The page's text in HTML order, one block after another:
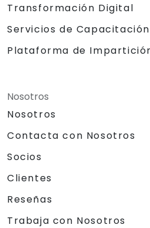
Transformación Digital
Servicios de
Plataforma de
Nosotros
Nosotros
Contacta con Nosotros
Socios
Clientes
Reseñas
Trabaja con Nosotros